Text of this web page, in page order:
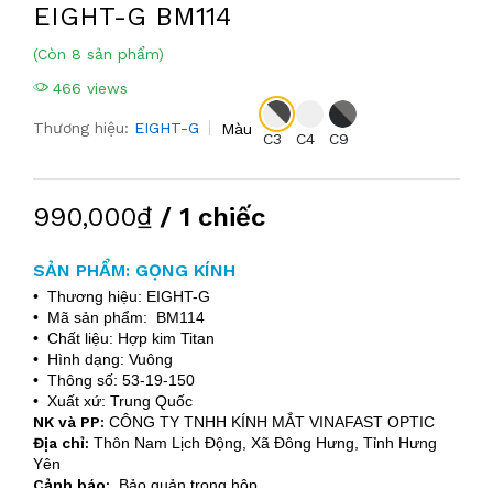
EIGHT-G BM114
(Còn 8 sản phẩm)
466 views
Thương hiệu: EIGHT-G Màu
C3 C4 C9
990,000₫ / 1 chiếc
SẢN PHẨM: GỌNG KÍNH
• Thương hiệu: EIGHT-G
• Mã sản phẩm: BM114
• Chất liệu: Hợp kim Titan
• Hình dạng: Vuông
• Thông số: 53-19-150
• Xuất xứ: Trung Quốc
NK và PP: CÔNG TY TNHH KÍNH MẮT VINAFAST OPTIC
Địa chỉ: Thôn Nam Lịch Động, Xã Đông Hưng, Tỉnh Hưng
Yên